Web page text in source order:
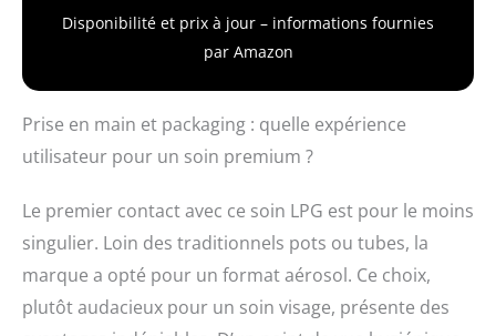
Disponibilité et prix à jour – informations fournies
par Amazon
Prise en main et packaging : quelle expérience
utilisateur pour un soin premium ?
Le premier contact avec ce soin LPG est pour le moins
singulier. Loin des traditionnels pots ou tubes, la
marque a opté pour un format aérosol. Ce choix,
plutôt audacieux pour un soin visage, présente des